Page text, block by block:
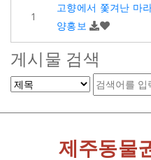
1
고향에서 쫓겨난 마
양홍보
게시물 검색
제주동물